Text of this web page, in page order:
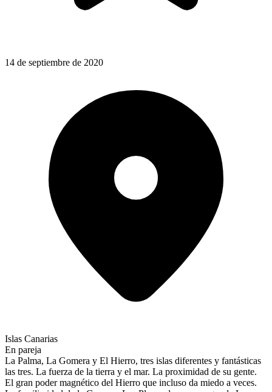
14 de septiembre de 2020
Islas Canarias
En pareja
La Palma, La Gomera y El Hierro, tres islas diferentes y fantásticas
las tres. La fuerza de la tierra y el mar. La proximidad de su gente.
El gran poder magnético del Hierro que incluso da miedo a veces.